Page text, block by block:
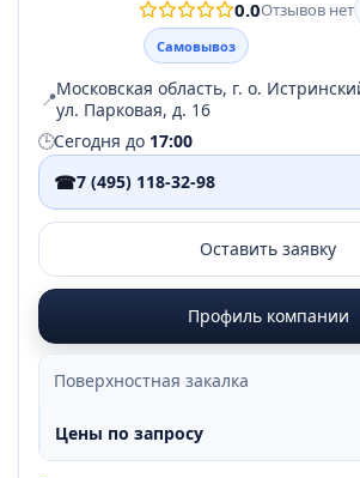
0.0Отзывов нет
Самовывоз
📍Московская область, г. о.
ул. Парковая, д. 16
🕒Сегодня до 17:00
☎7 (495) 118-32-98
Оставить заявку
Профиль компании
Поверхностная закалка
Цены по запросу